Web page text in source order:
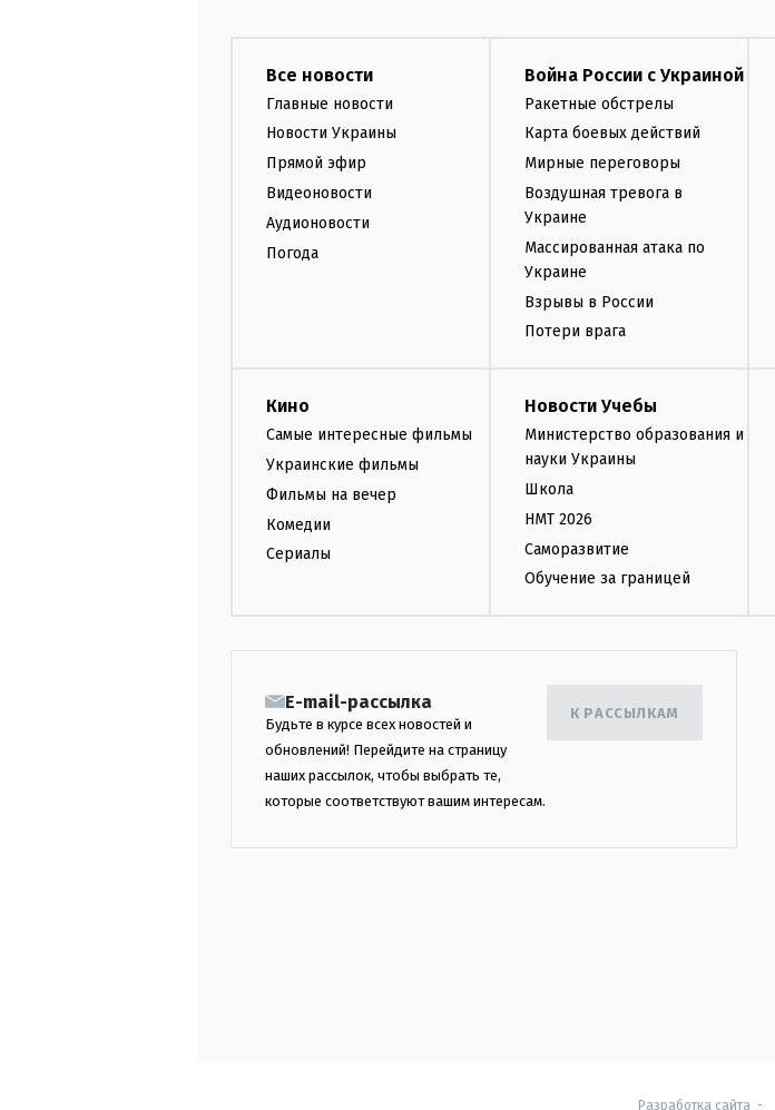
Все новости
Главные новости
Новости Украины
Прямой эфир
Видеоновости
Аудионовости
Погода
Война России с Украиной
Ракетные обстрелы
Карта боевых действий
Мирные переговоры
Воздушная тревога в
Украине
Массированная атака по
Украине
Взрывы в России
Потери врага
Кино
Самые интересные фильмы
Украинские фильмы
Фильмы на вечер
Комедии
Сериалы
Новости Учебы
Министерство образования и
науки Украины
Школа
НМТ 2026
Саморазвитие
Обучение за границей
E-mail-рассылка
Будьте в курсе всех новостей и
обновлений! Перейдите на страницу
наших рассылок, чтобы выбрать те,
которые соответствуют вашим интересам.
К РАССЫЛКАМ
Разработка сайта -